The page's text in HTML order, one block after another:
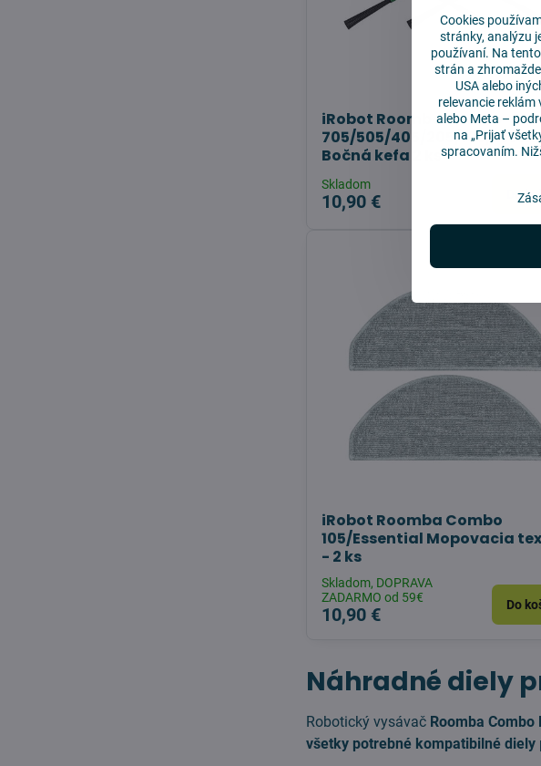
iRobot Roomba Combo
705/505/405/205/105/
Bočná kefa 2 ks
Skladom
10,90 € Do
iRobot Roomba Combo
105/Essential Mopovacia
- 2 ks
Skladom, DOPRAVA
ZADARMO od 59€
10,90 € Do
Náhradné diely
Robotický vysávač Roomba Combo
všetky potrebné kompatibilné diely
Cookies
stránky, analýzu
používaní. Na
strán a
USA alebo
relevancie reklám
alebo Meta –
na „Prijať
spracovaním.